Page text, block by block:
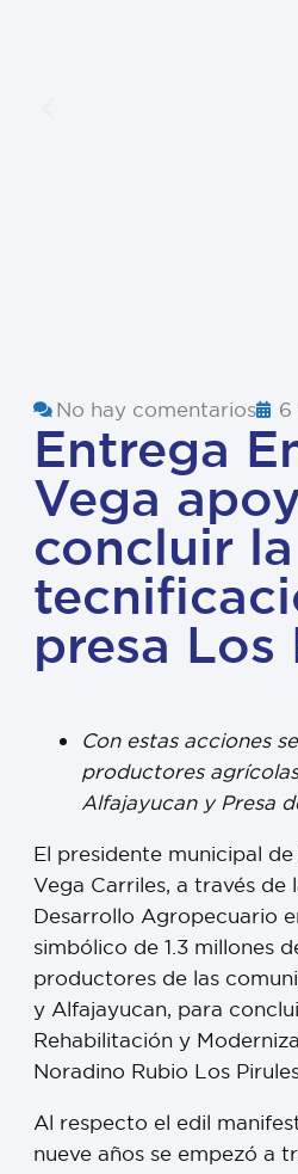
No hay comentarios 6
Entrega
Vega
concluir la
presa Los
Con estas acciones
productores
Alfajayucan y Presa
El presidente municipal
Vega Carriles, a través de
Desarrollo Agropecuario
simbólico de 1.3 millones
productores de las
y Alfajayucan, para
Rehabilitación y
Noradino Rubio Los
Al respecto el edil
nueve años se empezó a